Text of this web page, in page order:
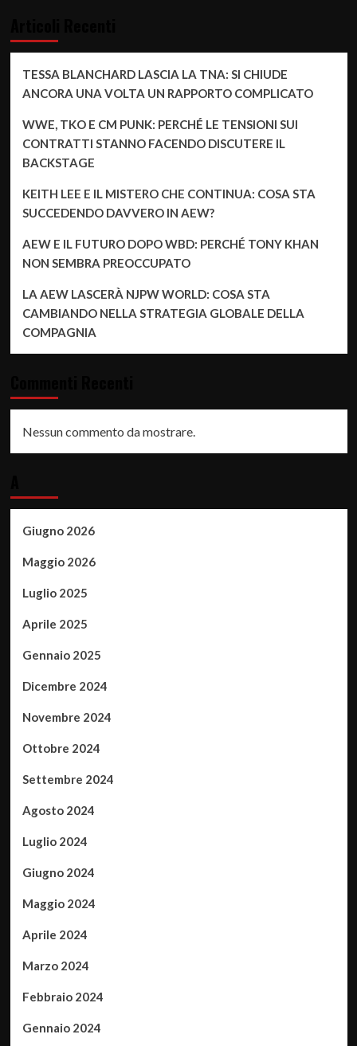
TESSA BLANCHARD LASCIA LA TNA: SI CHIUDE
ANCORA UNA VOLTA UN RAPPORTO COMPLICATO
WWE, TKO E CM PUNK: PERCHÉ LE TENSIONI SUI
CONTRATTI STANNO FACENDO DISCUTERE IL
BACKSTAGE
KEITH LEE E IL MISTERO CHE CONTINUA: COSA STA
SUCCEDENDO DAVVERO IN AEW?
AEW E IL FUTURO DOPO WBD: PERCHÉ TONY KHAN
NON SEMBRA PREOCCUPATO
LA AEW LASCERÀ NJPW WORLD: COSA STA
CAMBIANDO NELLA STRATEGIA GLOBALE DELLA
COMPAGNIA
Nessun commento da mostrare.
Giugno 2026
Maggio 2026
Luglio 2025
Aprile 2025
Gennaio 2025
Dicembre 2024
Novembre 2024
Ottobre 2024
Settembre 2024
Agosto 2024
Luglio 2024
Giugno 2024
Maggio 2024
Aprile 2024
Marzo 2024
Febbraio 2024
Gennaio 2024